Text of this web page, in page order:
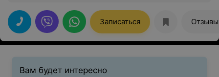
Записаться Отзывы
Вам будет интересно